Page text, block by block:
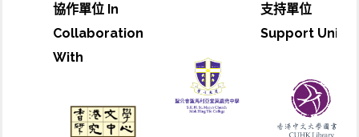
協作單位 In
Collaboration
With
支持單位
Support Unit